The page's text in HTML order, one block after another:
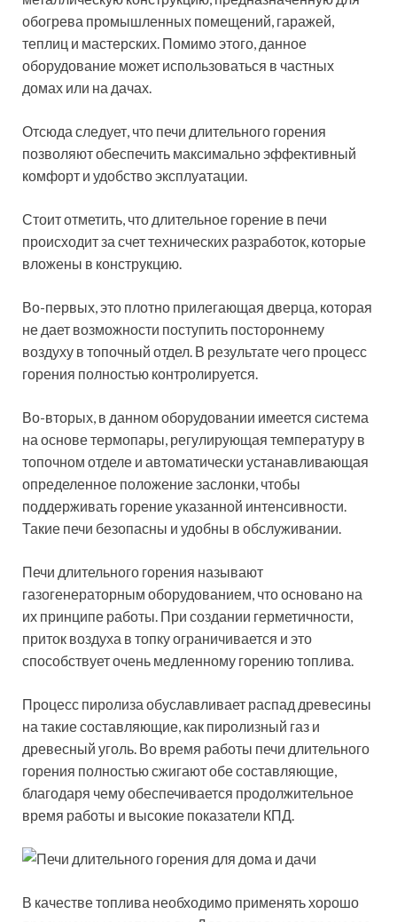
обогрева промышленных помещений, гаражей,
теплиц и мастерских. Помимо этого, данное
оборудование может использоваться в частных
домах или на дачах.
Отсюда следует, что печи длительного горения
позволяют обеспечить максимально эффективный
комфорт и удобство эксплуатации.
Стоит отметить, что длительное горение в печи
происходит за счет технических разработок, которые
вложены в конструкцию.
Во-первых, это плотно прилегающая дверца, которая
не дает возможности поступить постороннему
воздуху в топочный отдел. В результате чего процесс
горения полностью контролируется.
Во-вторых, в данном оборудовании имеется система
на основе термопары, регулирующая температуру в
топочном отделе и автоматически устанавливающая
определенное положение заслонки, чтобы
поддерживать горение указанной интенсивности.
Такие печи безопасны и удобны в обслуживании.
Печи длительного горения называют
газогенераторным оборудованием, что основано на
их принципе работы. При создании герметичности,
приток воздуха в топку ограничивается и это
способствует очень медленному горению топлива.
Процесс пиролиза обуславливает распад древесины
на такие составляющие, как пиролизный газ и
древесный уголь. Во время работы печи длительного
горения полностью сжигают обе составляющие,
благодаря чему обеспечивается продолжительное
время работы и высокие показатели КПД.
В качестве топлива необходимо применять хорошо